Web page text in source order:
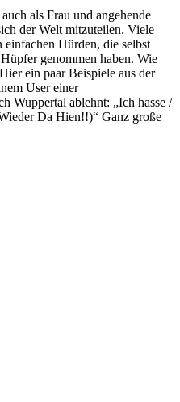
als Frau und angehende
der Welt mitzuteilen. Viele
einfachen Hürden, die selbst
genommen haben. Wie
ein paar Beispiele aus der
User einer
Wuppertal ablehnt: „Ich hasse /
Da Hien!!)“ Ganz große